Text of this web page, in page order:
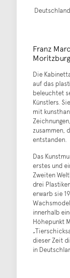
Franz
Die
auf das
beleuchtet
Künstlers.
mit
zusammen,
entstanden.
Das
erstes und
Zweiten
drei
erwarb sie
innerhalb
Höhepunkt
dieser Zeit
in